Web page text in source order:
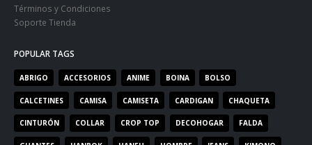
Términos y Condiciones
Soporte Tienda
POPULAR TAGS
ABRIGO ACCESORIOS ANIME BOINA BOLSO
CALCETINES CAMISA CAMISETA CARDIGAN CHAQUETA
CINTURÓN COLLAR CROP TOP DECOHOGAR FALDA